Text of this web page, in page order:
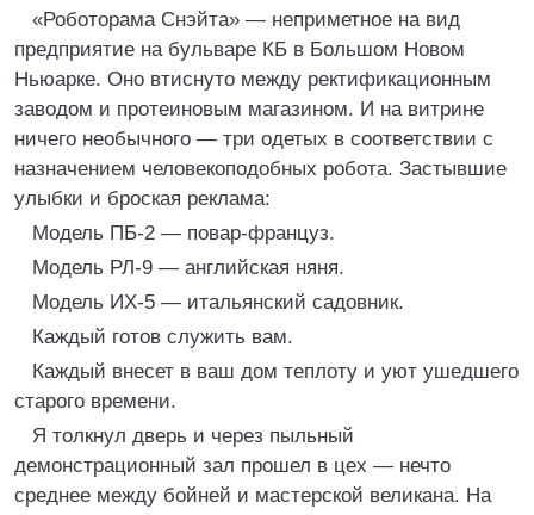
«Роботорама Снэйта» — неприметное на вид
предприятие на бульваре КБ в Большом Новом
Ньюарке. Оно втиснуто между ректификационным
заводом и протеиновым магазином. И на витрине
ничего необычного — три одетых в соответствии с
назначением человекоподобных робота. Застывшие
улыбки и броская реклама:
Модель ПБ-2 — повар-француз.
Модель РЛ-9 — английская няня.
Модель ИХ-5 — итальянский садовник.
Каждый готов служить вам.
Каждый внесет в ваш дом теплоту и уют ушедшего
старого времени.
Я толкнул дверь и через пыльный
демонстрационный зал прошел в цех — нечто
среднее между бойней и мастерской великана. На